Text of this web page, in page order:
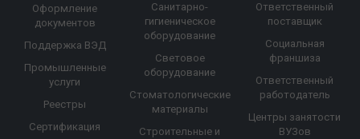
Оформление
документов
Поддержка ВЭД
Промышленные
услуги
Реестры
Сертификация
Санитарно-
гигиеническое
оборудование
Световое
оборудование
Стоматологические
материалы
Строительные и
Ответственный
поставщик
Социальная
франшиза
Ответственный
работодатель
Центры занятости
ВУЗов